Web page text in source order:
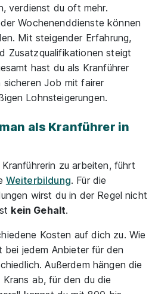
verdienst du oft mehr.
Wochenenddienste können
Mit steigender Erfahrung,
Zusatzqualifikationen steigt
hast du als Kranführer
sicheren Job mit fairer
Lohnsteigerungen.
als Kranführer in
zu arbeiten, führt
Weiterbildung. Für die
wirst du in der Regel nicht
kein Gehalt.
Kosten auf dich zu. Wie
bei jedem Anbieter für den
Außerdem hängen die
ab, für den du die